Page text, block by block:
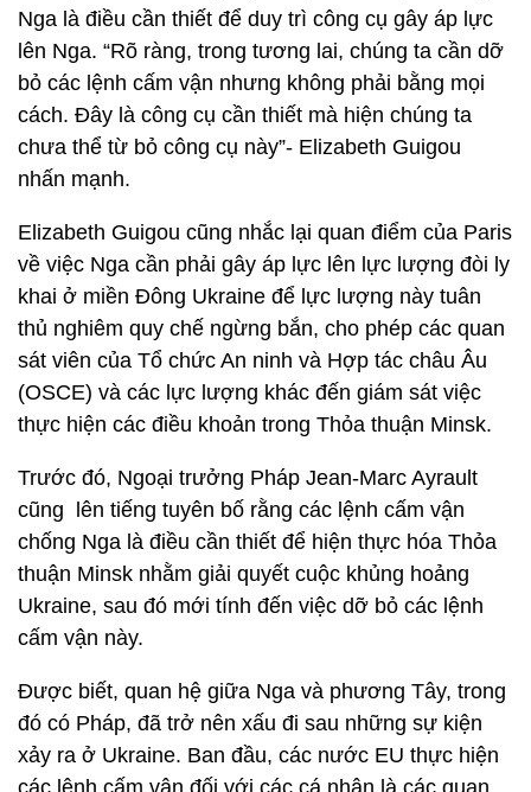
Nga là điều cần thiết để duy trì công cụ gây áp lực
lên Nga. “Rõ ràng, trong tương lai, chúng ta cần dỡ
bỏ các lệnh cấm vận nhưng không phải bằng mọi
cách. Đây là công cụ cần thiết mà hiện chúng ta
chưa thể từ bỏ công cụ này”- Elizabeth Guigou
nhấn mạnh.
Elizabeth Guigou cũng nhắc lại quan điểm của Paris
về việc Nga cần phải gây áp lực lên lực lượng đòi ly
khai ở miền Đông Ukraine để lực lượng này tuân
thủ nghiêm quy chế ngừng bắn, cho phép các quan
sát viên của Tổ chức An ninh và Hợp tác châu Âu
(OSCE) và các lực lượng khác đến giám sát việc
thực hiện các điều khoản trong Thỏa thuận Minsk.
Trước đó, Ngoại trưởng Pháp Jean-Marc Ayrault
cũng lên tiếng tuyên bố rằng các lệnh cấm vận
chống Nga là điều cần thiết để hiện thực hóa Thỏa
thuận Minsk nhằm giải quyết cuộc khủng hoảng
Ukraine, sau đó mới tính đến việc dỡ bỏ các lệnh
cấm vận này.
Được biết, quan hệ giữa Nga và phương Tây, trong
đó có Pháp, đã trở nên xấu đi sau những sự kiện
xảy ra ở Ukraine. Ban đầu, các nước EU thực hiện
các lệnh cấm vận đối với các cá nhân là các quan